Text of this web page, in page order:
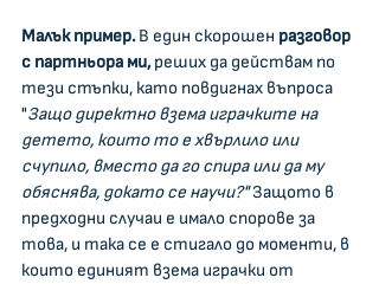
Малък пример. В един скорошен разговор
с партньора ми, реших да действам по
тези стъпки, като повдигнах въпроса
"Защо директно взема играчките на
детето, които то е хвърлило или
счупило, вместо да го спира или да му
обяснява, докато се научи?" Защото в
предходни случаи е имало спорове за
това, и така се е стигало до моменти, в
които единият взема играчки от